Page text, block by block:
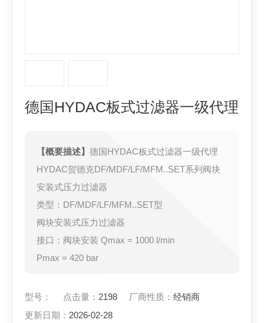
德国HYDAC板式过滤器一级代理
【概要描述】德国HYDAC板式过滤器一级代理
HYDAC贺德克DF/MDF/LF/MFM..SET系列阀块
安装式压力过滤器
类型：DF/MDF/LF/MFM..SET型
阀块安装式压力过滤器
接口：阀块安装 Qmax = 1000 l/min
Pmax = 420 bar
型号： 点击量： 2198 厂商性质：经销商
更新日期： 2026-02-28